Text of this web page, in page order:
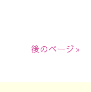
後のページ »